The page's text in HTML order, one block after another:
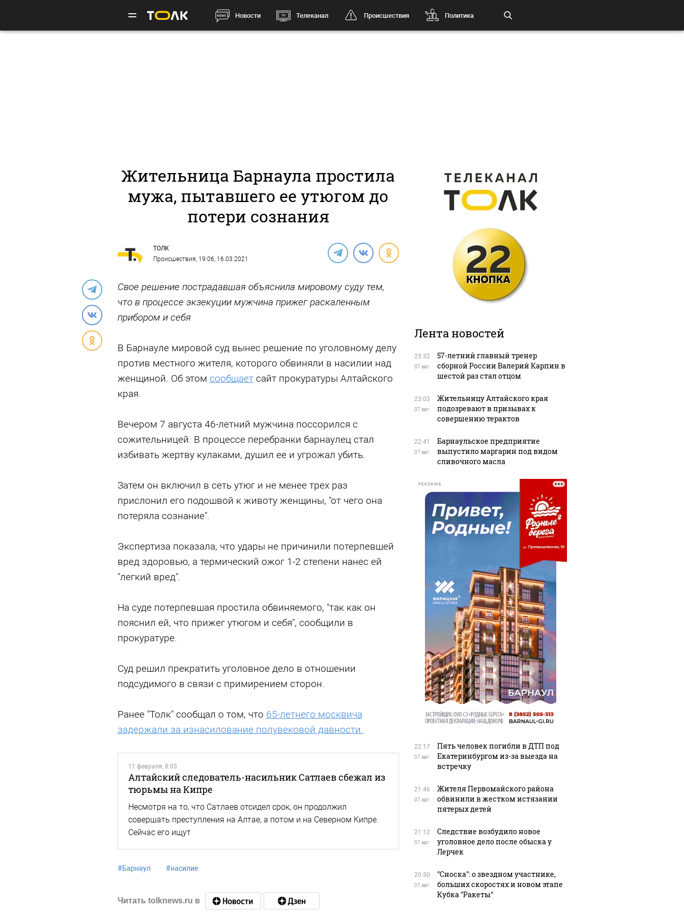
Новости Телеканал Происшествия Политика
Жительница Барнаула простила
мужа, пытавшего ее утюгом до
потери сознания
ТОЛК
Происшествия, 19:06, 16.03.2021
Свое решение пострадавшая объяснила мировому суду тем,
что в процессе экзекуции мужчина прижег раскаленным
прибором и себя
В Барнауле мировой суд вынес решение по уголовному делу
против местного жителя, которого обвиняли в насилии над
женщиной. Об этом сообщаетсайт прокуратуры Алтайского
края.
Вечером 7 августа 46-летний мужчина поссорился с
сожительницей. В процессе перебранки барнаулец стал
избивать жертву кулаками, душил ее и угрожал убить.
Затем он включил в сеть утюг и не менее трех раз
прислонил его подошвой к животу женщины, "от чего она
потеряла сознание".
Экспертиза показала, что удары не причинили потерпевшей
вред здоровью, а термический ожог 1-2 степени нанес ей
"легкий вред".
На суде потерпевшая простила обвиняемого, "так как он
пояснил ей, что прижег утюгом и себя", сообщили в
прокуратуре.
Суд решил прекратить уголовное дело в отношении
подсудимого в связи с примирением сторон.
Ранее "Толк" сообщал о том, что 65-летнего москвича
задержали за изнасилование полувековой давности.
11 февраля, 8:03
Алтайский следователь-насильник Сатлаев сбежал из
тюрьмы на Кипре
Несмотря на то, что Сатлаев отсидел срок, он продолжил
совершать преступления на Алтае, а потом и на Северном Кипре.
Сейчас его ищут
#Барнаул #насилие
Читать tolknews.ru в
Лента новостей
23:32
07 авг.
57-летний главный тренер
сборной России Валерий Карпин в
шестой раз стал отцом
23:03
07 авг.
Жительницу Алтайского края
подозревают в призывах к
совершению терактов
22:41
07 авг.
Барнаульское предприятие
выпустило маргарин под видом
сливочного масла
РЕКЛАМА
22:17
07 авг.
Пять человек погибли в ДТП под
Екатеринбургом из-за выезда на
встречку
21:46
07 авг.
Жителя Первомайского района
обвинили в жестком истязании
пятерых детей
21:12
07 авг.
Следствие возбудило новое
уголовное дело после обыска у
Лерчек
20:50
07 авг.
"Сноска": о звездном участнике,
больших скоростях и новом этапе
Кубка "Ракеты"